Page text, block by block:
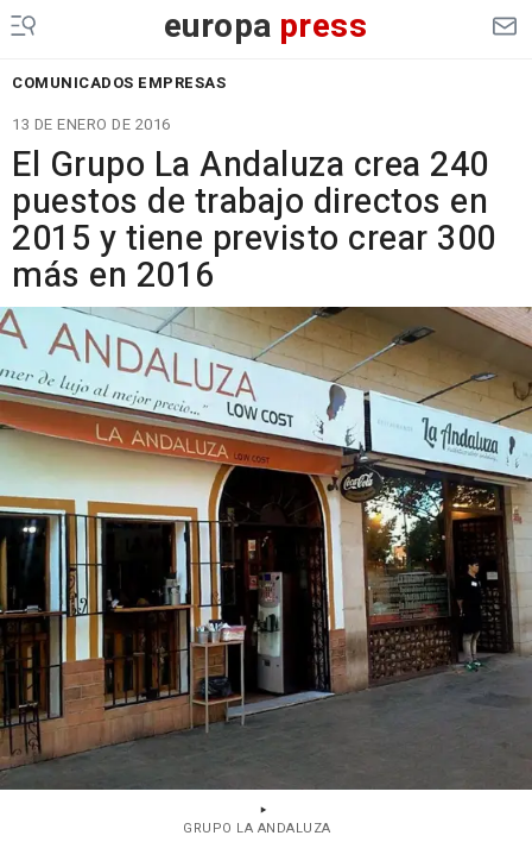
europa press
COMUNICADOS EMPRESAS
13 DE ENERO DE 2016
El Grupo La Andaluza crea 240
puestos de trabajo directos en
2015 y tiene previsto crear 300
más en 2016
GRUPO LA ANDALUZA